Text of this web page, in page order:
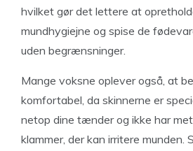
hvilket gør det lettere at
mundhygiejne og spise de
uden begrænsninger.
Mange voksne oplever også, at
komfortabel, da skinnerne er
netop dine tænder og ikke har
klammer, der kan irritere munden.